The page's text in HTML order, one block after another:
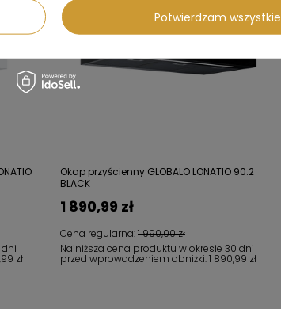
zł
Okap przyścienny GLOBALO LONATIO 90.2
BLACK
Cena regularna:1 990,00 zł
1 890,99 zł
Najniższa cena produktu w okresie 30 dni
przed wprowadzeniem obniżki:1 890,99 zł
Potwierdzam wszystkie